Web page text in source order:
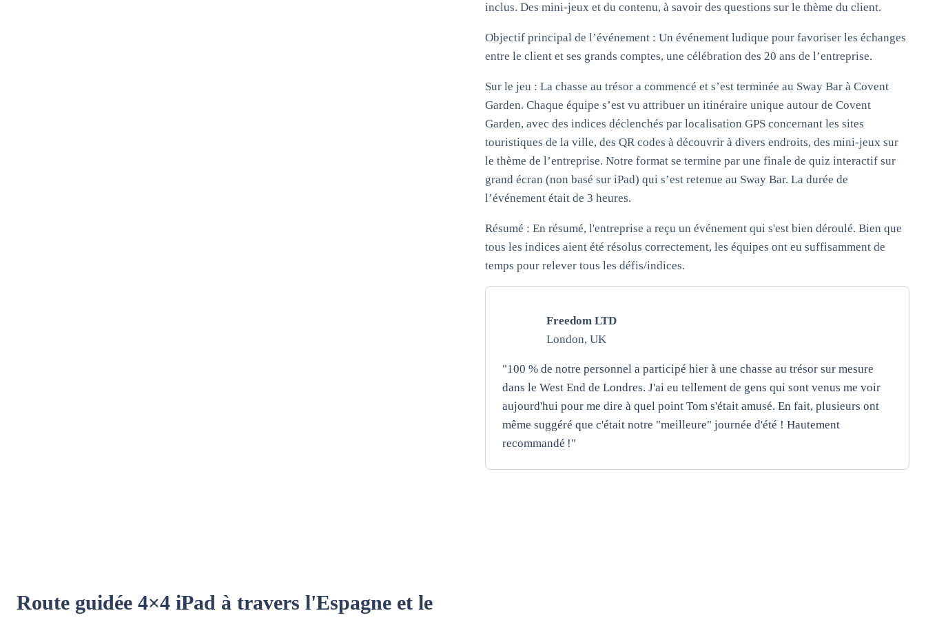
inclus. Des mini-jeux et du contenu, à savoir des questions sur le thème du client.
Objectif principal de l’événement : Un événement ludique pour favoriser les échanges
entre le client et ses grands comptes, une célébration des 20 ans de l’entreprise.
Sur le jeu : La chasse au trésor a commencé et s’est terminée au Sway Bar à Covent
Garden. Chaque équipe s’est vu attribuer un itinéraire unique autour de Covent
Garden, avec des indices déclenchés par localisation GPS concernant les sites
touristiques de la ville, des QR codes à découvrir à divers endroits, des mini-jeux sur
le thème de l’entreprise. Notre format se termine par une finale de quiz interactif sur
grand écran (non basé sur iPad) qui s’est retenue au Sway Bar. La durée de
l’événement était de 3 heures.
Résumé : En résumé, l'entreprise a reçu un événement qui s'est bien déroulé. Bien que
tous les indices aient été résolus correctement, les équipes ont eu suffisamment de
temps pour relever tous les défis/indices.
Freedom LTD
London, UK
"100 % de notre personnel a participé hier à une chasse au trésor sur mesure
dans le West End de Londres. J'ai eu tellement de gens qui sont venus me voir
aujourd'hui pour me dire à quel point Tom s'était amusé. En fait, plusieurs ont
même suggéré que c'était notre "meilleure" journée d'été ! Hautement
recommandé !"
Route guidée 4×4 iPad à travers l'Espagne et le